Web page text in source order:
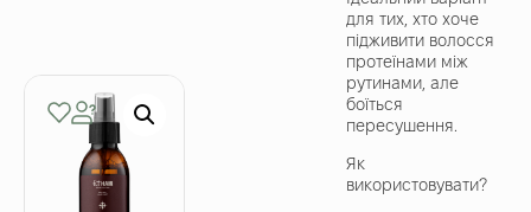
для тих, хто хоче
підживити волосся
протеїнами між
рутинами, але
боїться
пересушення.
Як
використовувати?